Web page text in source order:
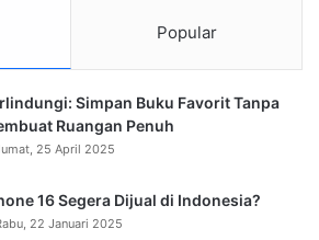
Popular
Simpan Buku Favorit Tanpa
Ruangan Penuh
25 April 2025
16 Segera Dijual di Indonesia?
22 Januari 2025